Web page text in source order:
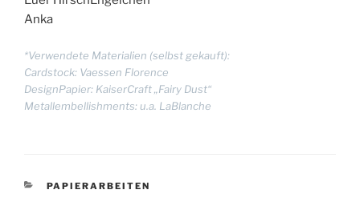
Anka
*Verwendete Materialien (selbst gekauft):
Cardstock: Vaessen Florence
DesignPapier: KaiserCraft „Fairy Dust“
Metallembellishments: u.a. LaBlanche
KATEGORIEN
PAPIERARBEITEN